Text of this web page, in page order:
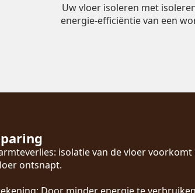
Uw vloer isoleren met
energie-efficiëntie van een
isolatie van de vloer voorkomt
ontsnapt.
Door minder energie te